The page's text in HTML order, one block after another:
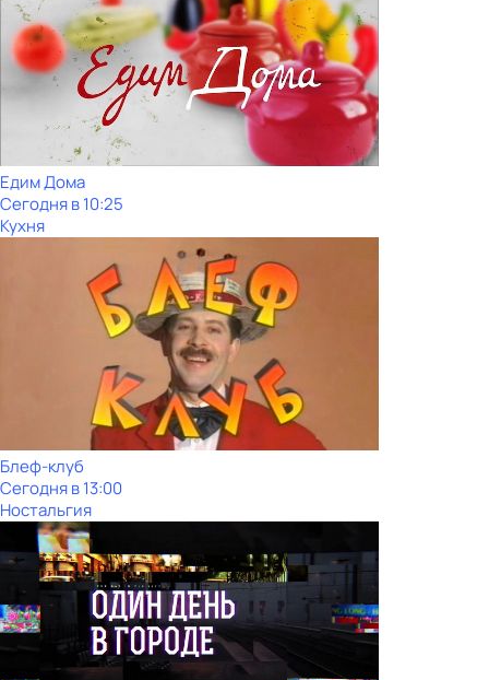
Едим Дома
Сегодня в 10:25
Кухня
Блеф-клуб
Сегодня в 13:00
Ностальгия